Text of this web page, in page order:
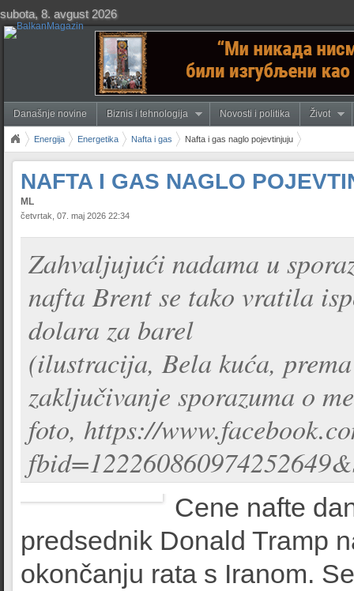
subota, 8. avgust 2026
Današnje novine Biznis i tehnologija Novosti i politika Život
Energija Energetika Nafta i gas Nafta i gas naglo pojevtinjuju
NAFTA I GAS NAGLO
ML
četvrtak, 07. maj 2026 22:34
Zahvaljujući nadama u
nafta Brent se tako vratila
dolara za barel
(ilustracija, Bela kuća,
zaključivanje sporazuma o
foto, https://
Cene nafte
predsednik Donald Tramp
okončanju rata s Iranom.